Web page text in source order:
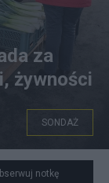
cen żywności.
za
żywności
SONDAŻ
notkę